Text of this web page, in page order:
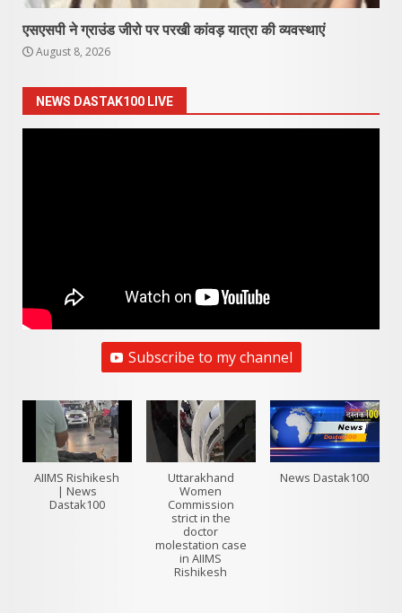
एसएसपी ने ग्राउंड जीरो पर परखी कांवड़ यात्रा की व्यवस्थाएं
August 8, 2026
NEWS DASTAK100 LIVE
Subscribe to my channel
AIIMS Rishikesh
| News
Dastak100
Uttarakhand
Women
Commission
strict in the
doctor
molestation case
in AIIMS
Rishikesh
News Dastak100